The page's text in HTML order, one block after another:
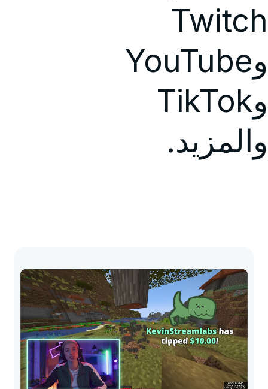
Twitch
وYouTube
وTikTok
والمزيد.